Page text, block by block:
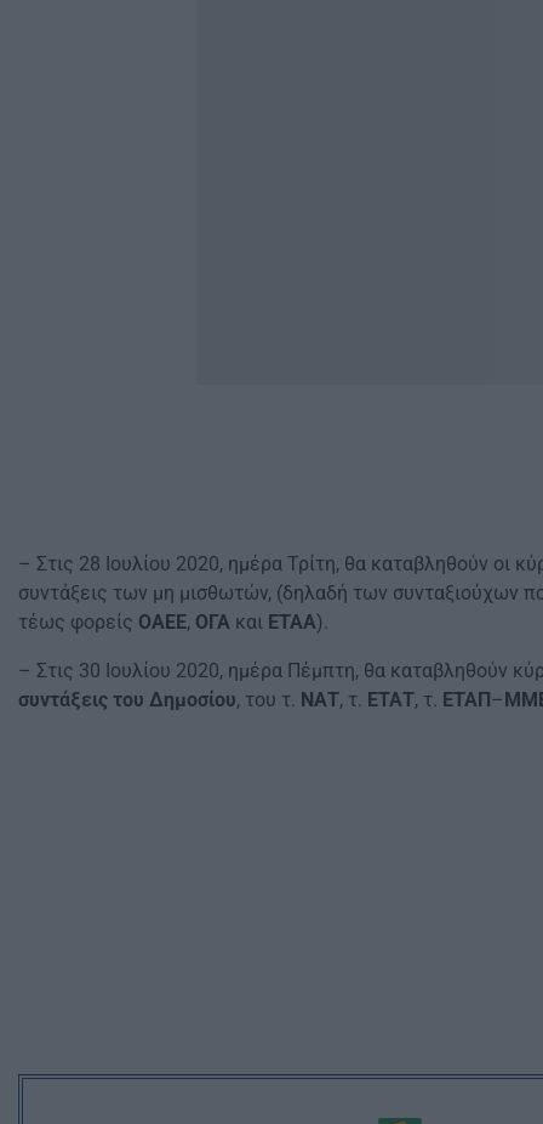
– Στις 28 Ιουλίου 2020, ημέρα Τρίτη, θα καταβληθούν οι
συντάξεις των μη μισθωτών, (δηλαδή των συνταξιούχων
τέως φορείς ΟΑΕΕ, ΟΓΑ και ΕΤΑΑ).
– Στις 30 Ιουλίου 2020, ημέρα Πέμπτη, θα καταβληθούν
συντάξεις του Δημοσίου, του τ. ΝΑΤ, τ. ΕΤΑΤ, τ. ΕΤΑΠ –